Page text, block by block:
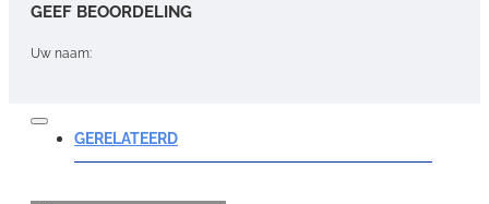
GEEF BEOORDELING
Uw naam:
Opmerking:
GERELATEERD